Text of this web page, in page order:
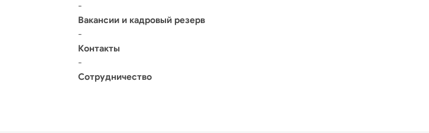
-
Вакансии и кадровый резерв
-
Контакты
-
Сотрудничество